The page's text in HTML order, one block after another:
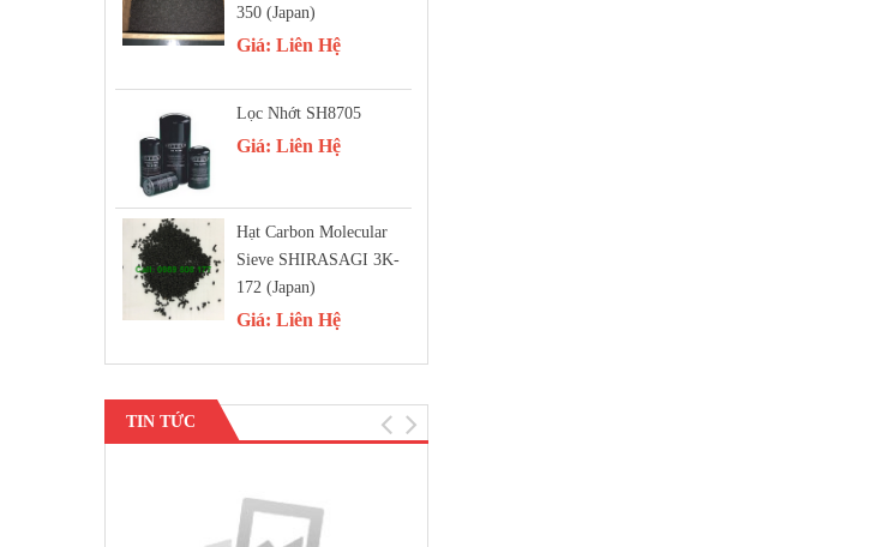
350 (Japan)
Giá: Liên Hệ
Lọc Nhớt SH8705
Giá: Liên Hệ
Hạt Carbon Molecular
Sieve SHIRASAGI 3K-
172 (Japan)
Giá: Liên Hệ
TIN TỨC